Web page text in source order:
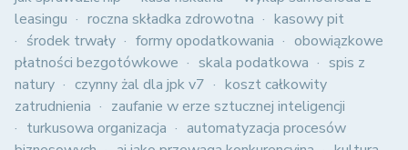
leasingu
roczna składka zdrowotna
kasowy pit
środek trwały
formy opodatkowania
obowiązkowe
płatności bezgotówkowe
skala podatkowa
spis z
natury
czynny żal dla jpk v7
koszt całkowity
zatrudnienia
zaufanie w erze sztucznej inteligencji
turkusowa organizacja
automatyzacja procesów